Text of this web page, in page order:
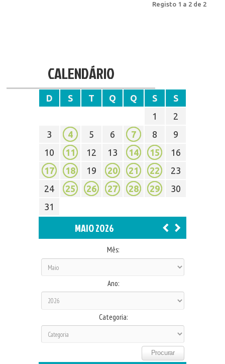
Registo 1 a 2 de 2
CALENDÁRIO
D S T Q Q S
S
1
2
3
4 5 6 7 8
9
10
11 12 13 14 15
16
17
18 19 20 21 22
23
24
25 26 27 28 29
30
31
MAIO 2026
Mês:
Ano:
Categoria: